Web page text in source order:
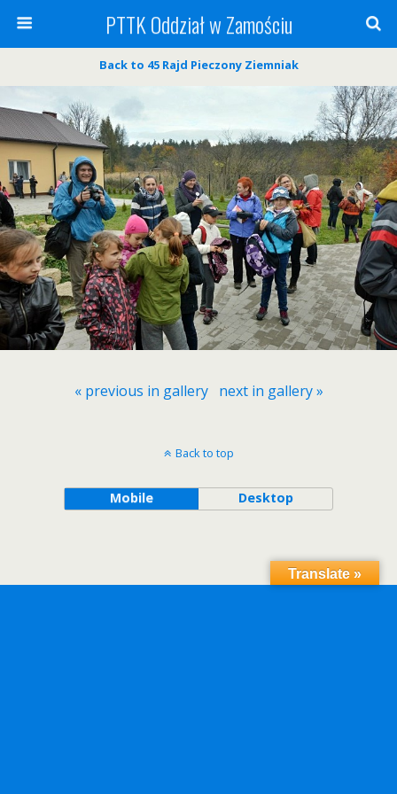
PTTK Oddział w Zamościu
Back to 45 Rajd Pieczony Ziemniak
« previous in gallery next in gallery »
Back to top
Mobile Desktop
Translate »